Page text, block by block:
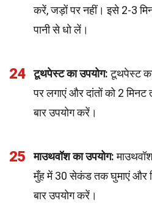
करें, जड़ों पर नहीं। इसे 2-3
पानी से धो लें।
24 टूथपेस्ट का उपयोग:टूथपेस्ट
पर लगाएं और दांतों को 2
बार उपयोग करें।
25 माउथवॉश का उपयोग:
मुँह में 30 सेकंड तक घुमाएं और
बार उपयोग करें।